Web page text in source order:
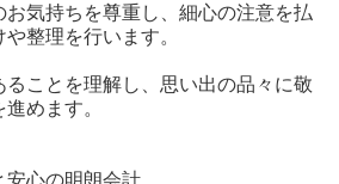
気持ちを尊重し、細心の注意を払
整理を行います。
ことを理解し、思い出の品々に敬
めます。
心の明朗会計